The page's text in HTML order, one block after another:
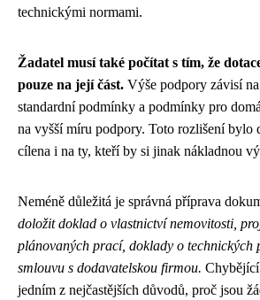
technickými normami.
Žadatel musí také počítat s tím, že
pouze na její část. Výše podpory závisí
standardní podmínky a podmínky pro
na vyšší míru podpory. Toto rozlišení bylo
cílena i na ty, kteří by si jinak nákladnou
Neméně důležitá je správná příprava
doložit doklad o vlastnictví nemovitosti,
plánovaných prací, doklady o technických
smlouvu s dodavatelskou firmou. Chybějící
jedním z nejčastějších důvodů, proč jsou